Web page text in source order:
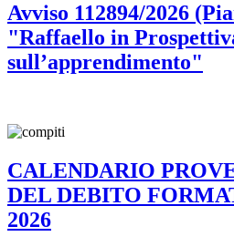
Avviso 112894/2026
"Raffaello in
sull’apprendimento"
CALENDARIO
DEL DEBITO
2026